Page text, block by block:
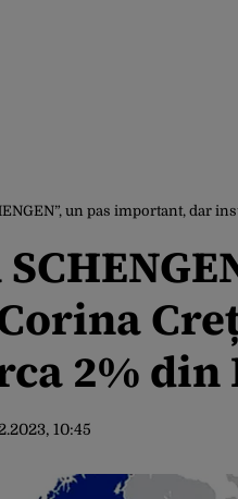
un pas important, dar
2% din
10:45